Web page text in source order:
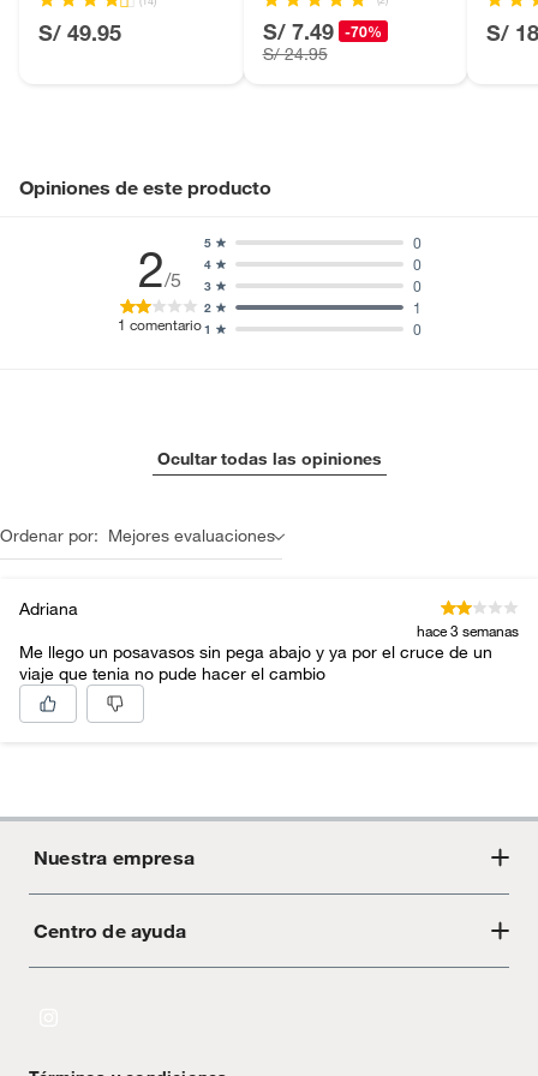
S/ 49.95 S/ 7.49 -70%
S/ 24.95
S/
Opiniones de este producto
2/5
1 comentario1 0
2 1
3 0
4 0
5 0
Ocultar todas las opiniones
Ordenar por: Mejores evaluaciones
Adriana
hace 3 semanas
Me llego un posavasos sin pega abajo y ya por el cruce de un
viaje que tenia no pude hacer el cambio
Nuestra empresa
Acerca de Crate
Centro de ayuda